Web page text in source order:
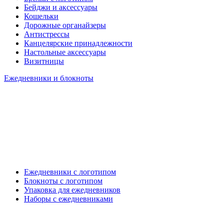
Бейджи и аксессуары
Кошельки
Дорожные органайзеры
Антистрессы
Канцелярские принадлежности
Настольные аксессуары
Визитницы
Ежедневники и блокноты
Ежедневники с логотипом
Блокноты с логотипом
Упаковка для ежедневников
Наборы с ежедневниками